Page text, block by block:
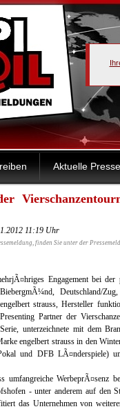
Aktuelle
11:19 Uhr
finden Sie unter der
Engagement bei der
BiebergmÃ¼nd, Deutschland/
engelbert strauss, Hersteller
Presenting Partner der
unterzeichnete mit dem
engelbert strauss in den
und DFB LÃ¤nderspiele)
umfangreiche WerbeprÃ¤senz
- unter anderem auf den
das Unternehmen von